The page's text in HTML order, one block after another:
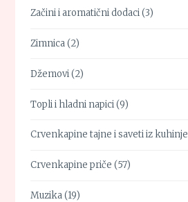
Začini i aromatični dodaci(3)
Zimnica(2)
Džemovi(2)
Topli i hladni napici(9)
Crvenkapine tajne i saveti iz kuhinje
Crvenkapine priče (57)
Muzika(19)